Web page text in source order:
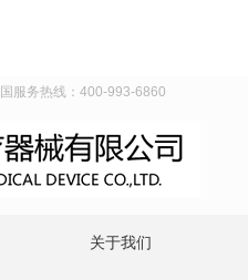
服务热线：400-993-6860
关于我们